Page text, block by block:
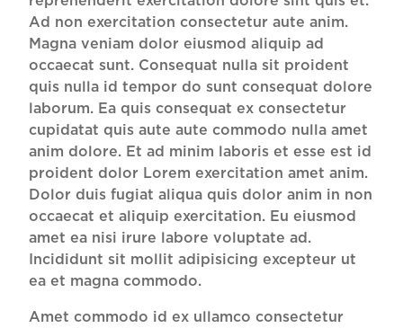
Ad non exercitation consectetur aute anim.
Magna veniam dolor eiusmod aliquip ad
occaecat sunt. Consequat nulla sit proident
quis nulla id tempor do sunt consequat dolore
laborum. Ea quis consequat ex consectetur
cupidatat quis aute aute commodo nulla amet
anim dolore. Et ad minim laboris et esse est id
proident dolor Lorem exercitation amet anim.
Dolor duis fugiat aliqua quis dolor anim in non
occaecat et aliquip exercitation. Eu eiusmod
amet ea nisi irure labore voluptate ad.
Incididunt sit mollit adipisicing excepteur ut
ea et magna commodo.
Amet commodo id ex ullamco consectetur